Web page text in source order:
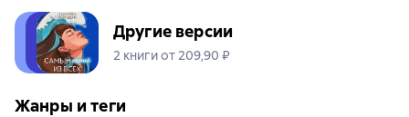
Другие версии
2 книги от 209,90 ₽
Жанры и теги